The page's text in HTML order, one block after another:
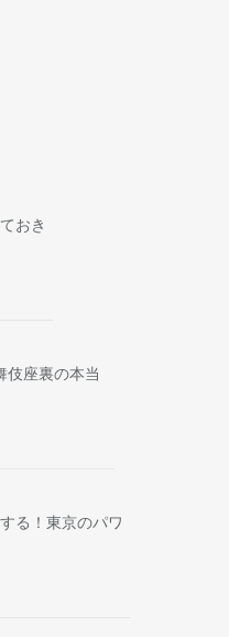
おき
伎座裏の本当
る！東京のパワ